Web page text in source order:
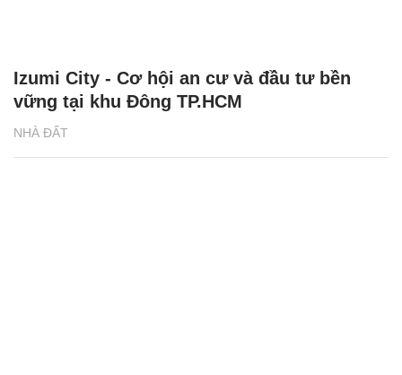
NHÀ ĐẤT
Izumi City - Cơ hội an cư và đầu tư bền
vững tại khu Đông TP.HCM